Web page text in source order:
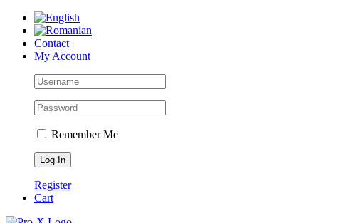
Skip
contentContact
My Account
Remember Me
Register
Cart